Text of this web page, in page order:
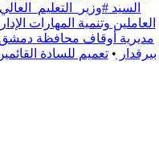
السيد
العاملين وتنمية المهارات
مديرية أوقاف محافظة دمشق،
بيرقدار • تعميم للسادة القائمين على الشعائر الدينية